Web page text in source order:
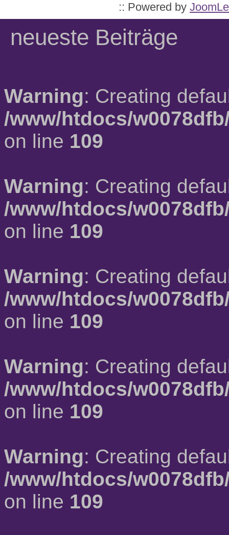
:: Powered by
neueste Beiträge
Warning: Creating
/www/htdocs/
on line 109
Warning: Creating
/www/htdocs/
on line 109
Warning: Creating
/www/htdocs/
on line 109
Warning: Creating
/www/htdocs/
on line 109
Warning: Creating
/www/htdocs/
on line 109